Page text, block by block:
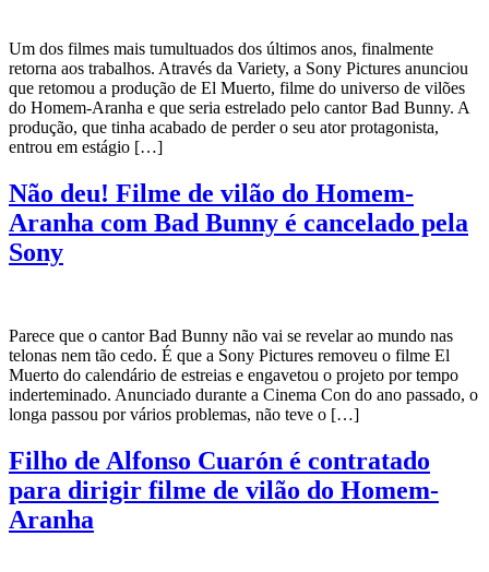
Um dos filmes mais tumultuados dos últimos anos, finalmente
retorna aos trabalhos. Através da Variety, a Sony Pictures anunciou
que retomou a produção de El Muerto, filme do universo de vilões
do Homem-Aranha e que seria estrelado pelo cantor Bad Bunny. A
produção, que tinha acabado de perder o seu ator protagonista,
entrou em estágio […]
Não deu! Filme de vilão do Homem-
Aranha com Bad Bunny é cancelado pela
Sony
Parece que o cantor Bad Bunny não vai se revelar ao mundo nas
telonas nem tão cedo. É que a Sony Pictures removeu o filme El
Muerto do calendário de estreias e engavetou o projeto por tempo
inderteminado. Anunciado durante a Cinema Con do ano passado, o
longa passou por vários problemas, não teve o […]
Filho de Alfonso Cuarón é contratado
para dirigir filme de vilão do Homem-
Aranha